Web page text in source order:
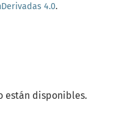
4.0.
están disponibles.